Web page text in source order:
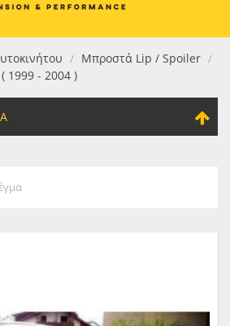
/ Μπροστά Lip / Spoiler /
1999 - 2004 )